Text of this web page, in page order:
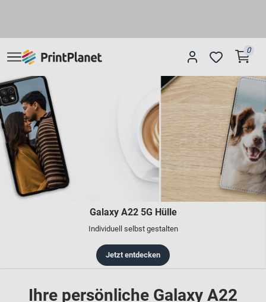
0
Galaxy A22 5G Hülle
Individuell selbst gestalten
Jetzt entdecken
Ihre persönliche Galaxy A22